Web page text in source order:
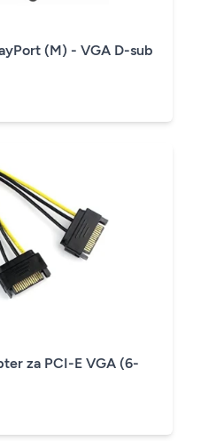
(M) - VGA D-sub
za PCI-E VGA (6-